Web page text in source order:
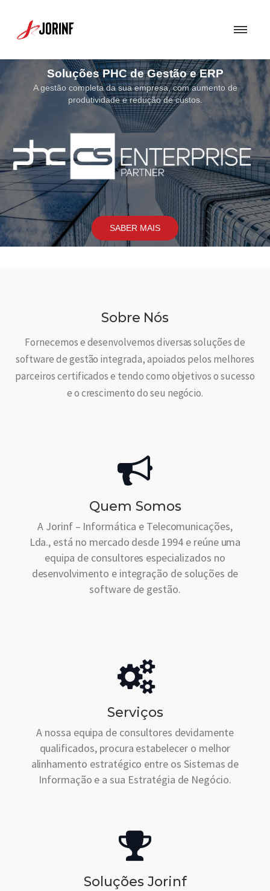
Soluções PHC de Gestão e ERP
A gestão completa da sua empresa, com aumento de
produtividade e redução de custos.
SABER MAIS
Sobre Nós
Fornecemos e desenvolvemos diversas soluções de
software de gestão integrada, apoiados pelos melhores
parceiros certificados e tendo como objetivos o sucesso
e o crescimento do seu negócio.
Quem Somos
A Jorinf – Informática e Telecomunicações,
Lda., está no mercado desde 1994 e reúne uma
equipa de consultores especializados no
desenvolvimento e integração de soluções de
software de gestão.
Serviços
A nossa equipa de consultores devidamente
qualificados, procura estabelecer o melhor
alinhamento estratégico entre os Sistemas de
Informação e a sua Estratégia de Negócio.
Soluções Jorinf